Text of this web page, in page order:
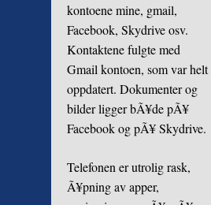
kontoene mine, gmail,
Facebook, Skydrive osv.
Kontaktene fulgte med
Gmail kontoen, som var helt
oppdatert. Dokumenter og
bilder ligger bÃ¥de pÃ¥
Facebook og pÃ¥ Skydrive.
Telefonen er utrolig rask,
Ã¥pning av apper,